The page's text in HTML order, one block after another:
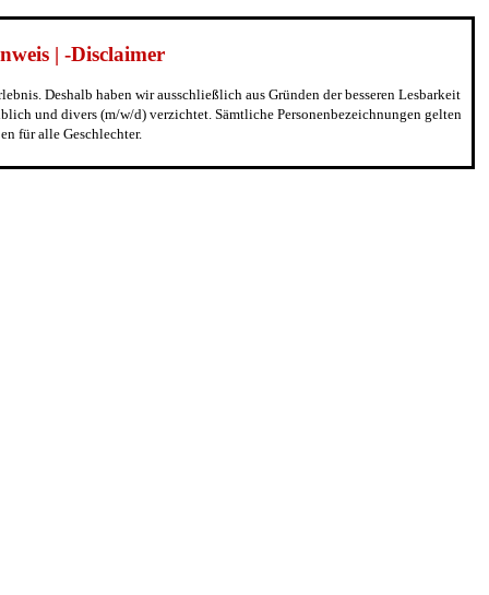
| -Disclaimer
Deshalb haben wir ausschließlich aus Gründen der besseren Lesbarkeit
und divers (m/w/d) verzichtet. Sämtliche Personenbezeichnungen gelten
für alle Geschlechter.